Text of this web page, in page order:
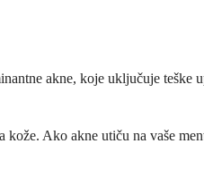
akne, koje uključuje teške
Ako akne utiču na vaše